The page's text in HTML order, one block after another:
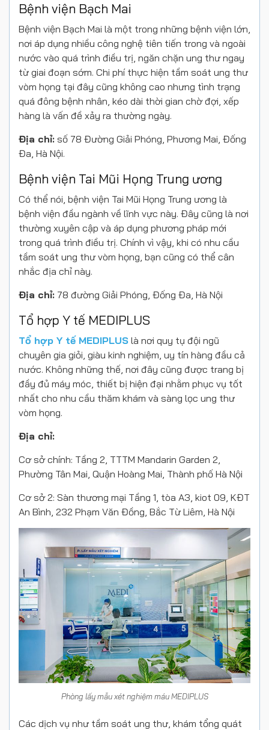
Bệnh viện Bạch Mai
Bệnh viện Bạch Mai là một trong những bệnh viện lớn,
nơi áp dụng nhiều công nghệ tiên tiến trong và ngoài
nước vào quá trình điều trị, ngăn chặn ung thư ngay
từ giai đoạn sớm. Chi phí thực hiện tầm soát ung thư
vòm họng tại đây cũng không cao nhưng tình trạng
quá đông bệnh nhân, kéo dài thời gian chờ đợi, xếp
hàng là vấn đề xảy ra thường ngày.
Địa chỉ: số 78 Đường Giải Phóng, Phương Mai, Đống
Đa, Hà Nội.
Bệnh viện Tai Mũi Họng Trung ương
Có thể nói, bệnh viện Tai Mũi Họng Trung ương là
bệnh viện đầu ngành về lĩnh vực này. Đây cũng là nơi
thường xuyên cập và áp dụng phương pháp mới
trong quá trình điều trị. Chính vì vậy, khi có nhu cầu
tầm soát ung thư vòm họng, bạn cũng có thể cân
nhắc địa chỉ này.
Địa chỉ: 78 đường Giải Phóng, Đống Đa, Hà Nội
Tổ hợp Y tế MEDIPLUS
Tổ hợp Y tế MEDIPLUS là nơi quy tụ đội ngũ
chuyên gia giỏi, giàu kinh nghiệm, uy tín hàng đầu cả
nước. Không những thế, nơi đây cũng được trang bị
đầy đủ máy móc, thiết bị hiện đại nhằm phục vụ tốt
nhất cho nhu cầu thăm khám và sàng lọc ung thư
vòm họng.
Địa chỉ:
Cơ sở chính: Tầng 2, TTTM Mandarin Garden 2,
Phường Tân Mai, Quận Hoàng Mai, Thành phố Hà Nội
Cơ sở 2: Sàn thương mại Tầng 1, tòa A3, kiot 09, KĐT
An Bình, 232 Phạm Văn Đồng, Bắc Từ Liêm, Hà Nội
Phòng lấy mẫu xét nghiệm máu MEDIPLUS
Các dịch vụ như tầm soát ung thư, khám tổng quát